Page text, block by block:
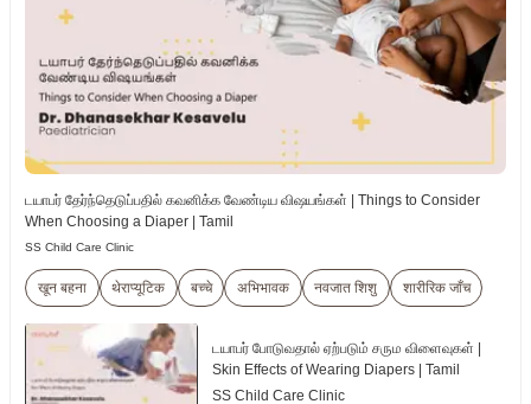
டயாபர் தேர்ந்தெடுப்பதில் கவனிக்க வேண்டிய விஷயங்கள் | Things to Consider
When Choosing a Diaper | Tamil
SS Child Care Clinic
खून बहना थेराप्यूटिक बच्चे अभिभावक नवजात शिशु शारीरिक जाँच
டயாபர் போடுவதால் ஏற்படும் சரும விளைவுகள் |
Skin Effects of Wearing Diapers | Tamil
SS Child Care Clinic